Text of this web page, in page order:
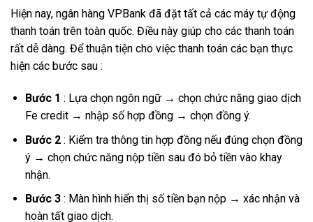
Hiện nay, ngân hàng VPBank đã đặt tất cả các máy tự động
thanh toán trên toàn quốc. Điều này giúp cho các thanh toán
rất dễ dàng. Để thuận tiện cho việc thanh toán các bạn thực
hiện các bước sau :
Bước 1 : Lựa chọn ngôn ngữ → chọn chức năng giao dịch
Fe credit → nhập số hợp đồng → chọn đồng ý.
Bước 2: Kiểm tra thông tin hợp đồng nếu đúng chọn đồng
ý → chọn chức năng nộp tiền sau đó bỏ tiền vào khay
nhận.
Bước 3: Màn hình hiển thị số tiền bạn nộp → xác nhận và
hoàn tất giao dịch.